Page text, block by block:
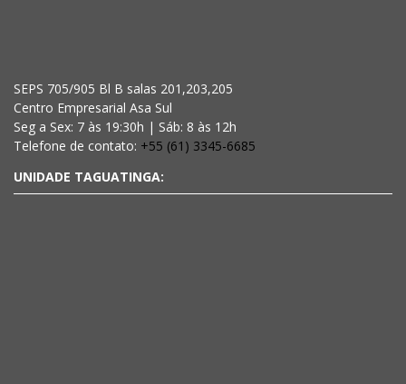
SEPS 705/905 Bl B salas 201,203,205
Centro Empresarial Asa Sul
Seg a Sex: 7 às 19:30h | Sáb: 8 às 12h
Telefone de contato: +55 (61) 3345-6685
UNIDADE TAGUATINGA: